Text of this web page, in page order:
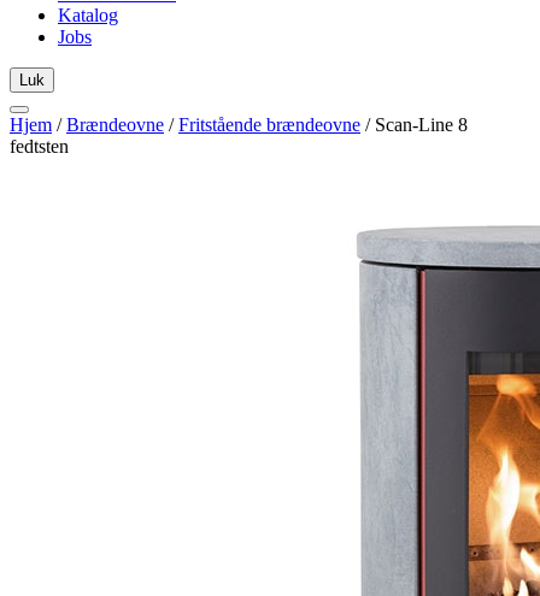
Katalog
Jobs
Luk
Hjem / Brændeovne / Fritstående brændeovne / Scan-Line 8
fedtsten